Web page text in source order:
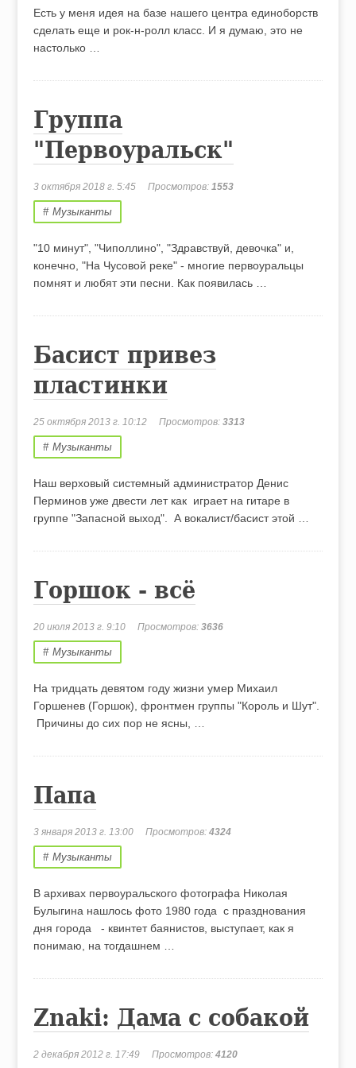
Есть у меня идея на базе нашего центра единоборств
сделать еще и рок-н-ролл класс. И я думаю, это не
настолько …
Группа
"Первоуральск"
3 октября 2018 г. 5:45 Просмотров:1553
Музыканты
"10 минут", "Чиполлино", "Здравствуй, девочка" и,
конечно, "На Чусовой реке" - многие первоуральцы
помнят и любят эти песни. Как появилась …
Басист привез
пластинки
25 октября 2013 г. 10:12 Просмотров:3313
Музыканты
Наш верховый системный администратор Денис
Перминов уже двести лет как играет на гитаре в
группе "Запасной выход". А вокалист/басист этой …
Горшок - всё
20 июля 2013 г. 9:10 Просмотров:3636
Музыканты
На тридцать девятом году жизни умер Михаил
Горшенев (Горшок), фронтмен группы "Король и Шут".
Причины до сих пор не ясны, …
Папа
3 января 2013 г. 13:00 Просмотров:4324
Музыканты
В архивах первоуральского фотографа Николая
Булыгина нашлось фото 1980 года с празднования
дня города - квинтет баянистов, выступает, как я
понимаю, на тогдашнем …
Znaki: Дама с собакой
2 декабря 2012 г. 17:49 Просмотров:4120